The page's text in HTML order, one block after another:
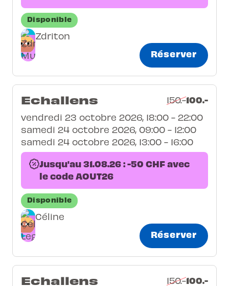
Disponible
Zdriton
Réserver
Echallens 150.-100.-
vendredi 23 octobre 2026, 18:00 - 22:00
samedi 24 octobre 2026, 09:00 - 12:00
samedi 24 octobre 2026, 13:00 - 16:00
Jusqu'au 31.08.26 : -50 CHF avec
le code AOUT26
Disponible
Céline
Réserver
Echallens 150.-100.-